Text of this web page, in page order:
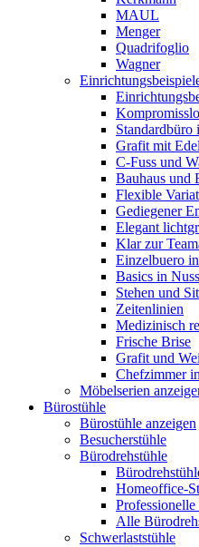
MAUL
Menger
Quadrifoglio
Wagner
Standardbüro
Grafit mit
C-Fuss und
Bauhaus und
Flexible
Gediegener
Elegant
Klar zur
Einzelbuero
Basics in
Stehen und
Zeitenlinien
Medizinisch
Frische Brise
Grafit und
Chefzimmer
Möbelserien
Bürostühle
Bürostühle anzeigen
Besucherstühle
Bürodrehstühle
Homeoffice-
Professionelle
Alle
Schwerlaststühle